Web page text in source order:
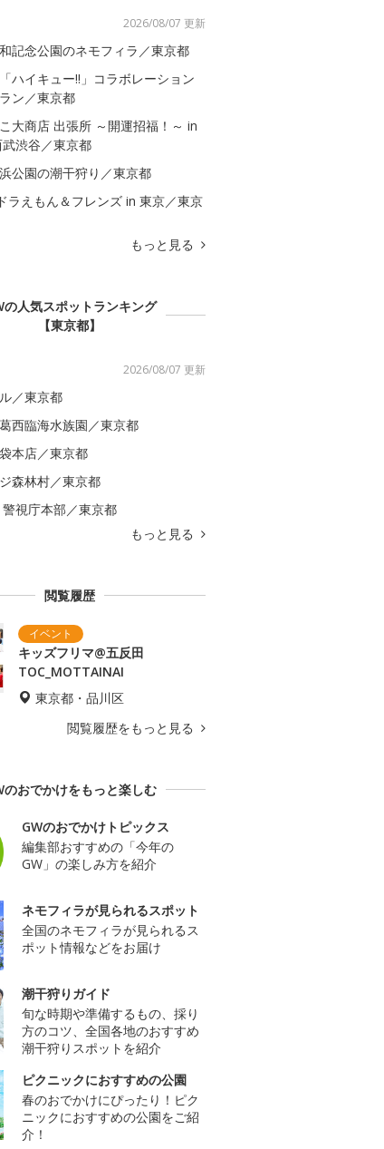
2026/08/07 更新
記念公園のネモフィラ／東京都
ハイキュー!!」コラボレーション
ン／東京都
大商店 出張所 ～開運招福！～ in
渋谷／東京都
公園の潮干狩り／東京都
ラえもん＆フレンズ in 東京／東京
もっと見る
の人気スポットランキング
【東京都】
2026/08/07 更新
／東京都
西臨海水族園／東京都
本店／東京都
森林村／東京都
視庁本部／東京都
もっと見る
閲覧履歴
キッズフリマ@五反田
TOC_MOTTAINAI
東京都・品川区
閲覧履歴をもっと見る
のおでかけをもっと楽しむ
GWのおでかけトピックス
編集部おすすめの「今年の
GW」の楽しみ方を紹介
ネモフィラが見られるスポット
全国のネモフィラが見られるス
ポット情報などをお届け
潮干狩りガイド
旬な時期や準備するもの、採り
方のコツ、全国各地のおすすめ
潮干狩りスポットを紹介
ピクニックにおすすめの公園
春のおでかけにぴったり！ピク
ニックにおすすめの公園をご紹
介！